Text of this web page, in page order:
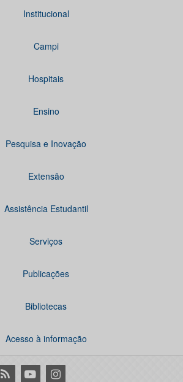
Institucional
Campi
Hospitais
Ensino
Pesquisa e Inovação
Extensão
Assistência Estudantil
Serviços
Publicações
Bibliotecas
Acesso à informação
RSS YoutubeInstagram